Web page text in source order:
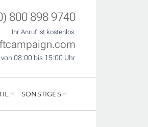
800 898 9740
Ihr Anruf ist kostenlos.
08:00 bis 15:00 Uhr
SONSTIGES